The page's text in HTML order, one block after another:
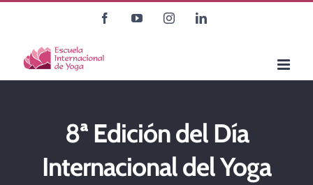
contenido
FacebookYouTubeInstagramLinkedIn
8ª Edición del Día
Internacional del Yoga